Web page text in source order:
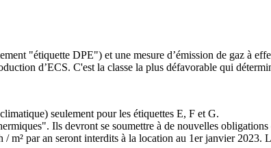
"étiquette DPE") et une mesure d’émission de gaz à
d’ECS. C'est la classe la plus défavorable qui
seulement pour les étiquettes E, F et G.
Ils devront se soumettre à de nouvelles
m² par an seront interdits à la location au 1er janvier